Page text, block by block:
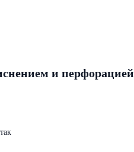
и перфорацией